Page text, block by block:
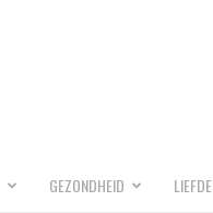
GEZONDHEID LIEFDE